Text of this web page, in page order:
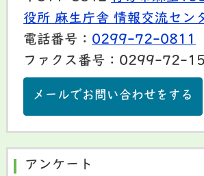
役所 麻生庁舎 情報交流セン
電話番号： 0299-72-0811
ファクス番号：0299-72-
メールでお問い合わせをする
アンケート